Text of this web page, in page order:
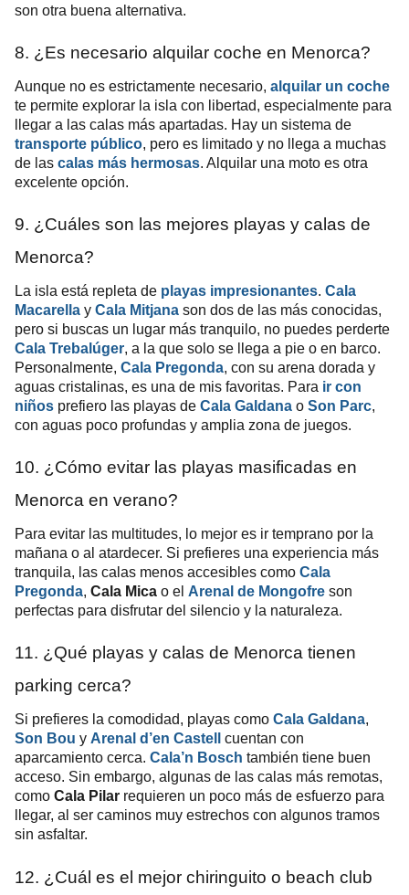
son otra buena alternativa.
8. ¿Es necesario alquilar coche en Menorca?
Aunque no es estrictamente necesario, alquilar un coche
te permite explorar la isla con libertad, especialmente para
llegar a las calas más apartadas. Hay un sistema de
transporte público, pero es limitado y no llega a muchas
de las calas más hermosas. Alquilar una moto es otra
excelente opción.
9. ¿Cuáles son las mejores playas y calas de
Menorca?
La isla está repleta de playas impresionantes. Cala
Macarella y Cala Mitjana son dos de las más conocidas,
pero si buscas un lugar más tranquilo, no puedes perderte
Cala Trebalúger, a la que solo se llega a pie o en barco.
Personalmente, Cala Pregonda, con su arena dorada y
aguas cristalinas, es una de mis favoritas. Para ir con
niños prefiero las playas de Cala Galdana o Son Parc,
con aguas poco profundas y amplia zona de juegos.
10. ¿Cómo evitar las playas masificadas en
Menorca en verano?
Para evitar las multitudes, lo mejor es ir temprano por la
mañana o al atardecer. Si prefieres una experiencia más
tranquila, las calas menos accesibles como Cala
Pregonda, Cala Mica o el Arenal de Mongofre son
perfectas para disfrutar del silencio y la naturaleza.
11. ¿Qué playas y calas de Menorca tienen
parking cerca?
Si prefieres la comodidad, playas como Cala Galdana,
Son Bou y Arenal d’en Castell cuentan con
aparcamiento cerca. Cala’n Bosch también tiene buen
acceso. Sin embargo, algunas de las calas más remotas,
como Cala Pilar requieren un poco más de esfuerzo para
llegar, al ser caminos muy estrechos con algunos tramos
sin asfaltar.
12. ¿Cuál es el mejor chiringuito o beach club